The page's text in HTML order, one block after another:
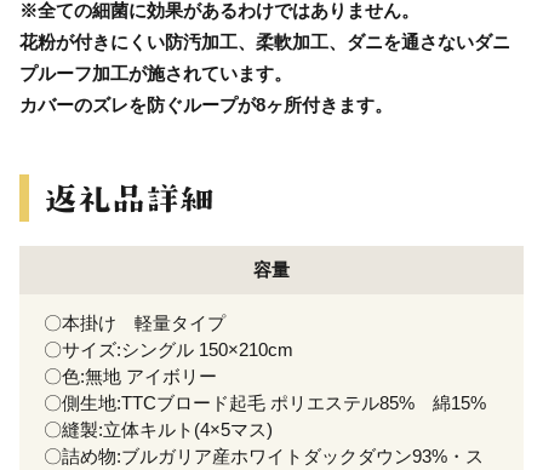
※全ての細菌に効果があるわけではありません。
花粉が付きにくい防汚加工、柔軟加工、ダニを通さないダニ
プルーフ加工が施されています。
カバーのズレを防ぐループが8ヶ所付きます。
容量
〇本掛け 軽量タイプ
〇サイズ:シングル 150×210cm
〇色:無地 アイボリー
〇側生地:TTCブロード起毛 ポリエステル85% 綿15%
〇縫製:立体キルト(4×5マス)
〇詰め物:ブルガリア産ホワイトダックダウン93%・ス